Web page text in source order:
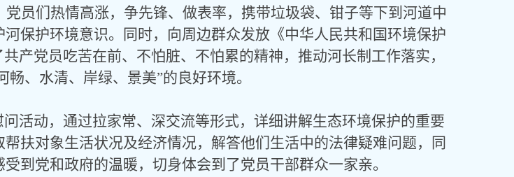
党员们热情高涨，争先锋、做表率，携带垃圾袋、钳子等下到河道中
保护环境意识。同时，向周边群众发放《中华人民共和国环境保护
产党员吃苦在前、不怕脏、不怕累的精神，推动河长制工作落实，
、水清、岸绿、景美”的良好环境。
问活动，通过拉家常、深交流等形式，详细讲解生态环境保护的重要
扶对象生活状况及经济情况，解答他们生活中的法律疑难问题，同
到党和政府的温暖，切身体会到了党员干部群众一家亲。